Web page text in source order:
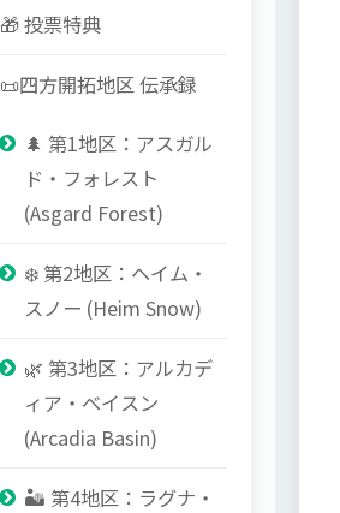
🎁 投票特典
📜四方開拓地区 伝承録
🌲 第1地区：アスガル
ド・フォレスト
(Asgard Forest)
❄️ 第2地区：ヘイム・
スノー (Heim Snow)
🌿 第3地区：アルカデ
ィア・ベイスン
(Arcadia Basin)
🏜️ 第4地区：ラグナ・